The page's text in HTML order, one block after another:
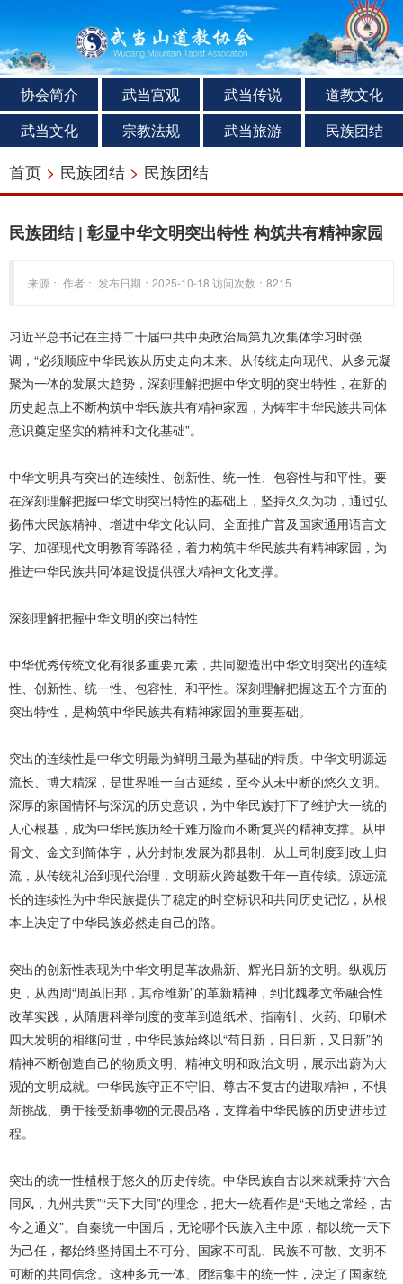
协会简介 武当宫观 武当传说
道教文化
武当文化
宗教法规 武当旅游 民族团结
首页 > 民族团结 > 民族团结
民族团结 | 彰显中华文明突出特性 构筑共有精神家园
来源： 作者： 发布日期：2025-10-18 访问次数：8215
习近平总书记在主持二十届中共中央政治局第九次集体学习时强
调，“必须顺应中华民族从历史走向未来、从传统走向现代、从多元凝
聚为一体的发展大趋势，深刻理解把握中华文明的突出特性，在新的
历史起点上不断构筑中华民族共有精神家园，为铸牢中华民族共同体
意识奠定坚实的精神和文化基础”。
中华文明具有突出的连续性、创新性、统一性、包容性与和平性。要
在深刻理解把握中华文明突出特性的基础上，坚持久久为功，通过弘
扬伟大民族精神、增进中华文化认同、全面推广普及国家通用语言文
字、加强现代文明教育等路径，着力构筑中华民族共有精神家园，为
推进中华民族共同体建设提供强大精神文化支撑。
深刻理解把握中华文明的突出特性
中华优秀传统文化有很多重要元素，共同塑造出中华文明突出的连续
性、创新性、统一性、包容性、和平性。深刻理解把握这五个方面的
突出特性，是构筑中华民族共有精神家园的重要基础。
突出的连续性是中华文明最为鲜明且最为基础的特质。中华文明源远
流长、博大精深，是世界唯一自古延续，至今从未中断的悠久文明。
深厚的家国情怀与深沉的历史意识，为中华民族打下了维护大一统的
人心根基，成为中华民族历经千难万险而不断复兴的精神支撑。从甲
骨文、金文到简体字，从分封制发展为郡县制、从土司制度到改土归
流，从传统礼治到现代治理，文明薪火跨越数千年一直传续。源远流
长的连续性为中华民族提供了稳定的时空标识和共同历史记忆，从根
本上决定了中华民族必然走自己的路。
突出的创新性表现为中华文明是革故鼎新、辉光日新的文明。纵观历
史，从西周“周虽旧邦，其命维新”的革新精神，到北魏孝文帝融合性
改革实践，从隋唐科举制度的变革到造纸术、指南针、火药、印刷术
四大发明的相继问世，中华民族始终以“苟日新，日日新，又日新”的
精神不断创造自己的物质文明、精神文明和政治文明，展示出蔚为大
观的文明成就。中华民族守正不守旧、尊古不复古的进取精神，不惧
新挑战、勇于接受新事物的无畏品格，支撑着中华民族的历史进步过
程。
突出的统一性植根于悠久的历史传统。中华民族自古以来就秉持“六合
同风，九州共贯”“天下大同”的理念，把大一统看作是“天地之常经，古
今之通义”。自秦统一中国后，无论哪个民族入主中原，都以统一天下
为己任，都始终坚持国土不可分、国家不可乱、民族不可散、文明不
可断的共同信念。这种多元一体、团结集中的统一性，决定了国家统